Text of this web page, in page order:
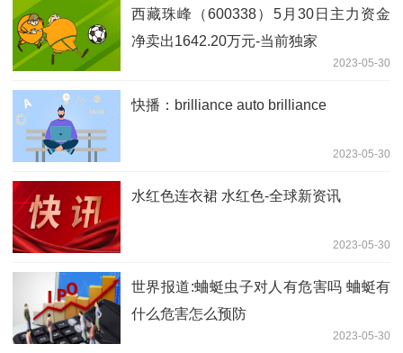
西藏珠峰（600338）5月30日主力资金
净卖出1642.20万元-当前独家
2023-05-30
快播：brilliance auto brilliance
2023-05-30
水红色连衣裙 水红色-全球新资讯
2023-05-30
世界报道:蛐蜓虫子对人有危害吗 蛐蜓有
什么危害怎么预防
2023-05-30